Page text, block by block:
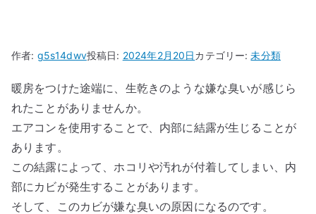
作者: g5s14dwv投稿日: 2024年2月20日カテゴリー:未分類
暖房をつけた途端に、生乾きのような嫌な臭いが感じら
れたことがありませんか。
エアコンを使用することで、内部に結露が生じることが
あります。
この結露によって、ホコリや汚れが付着してしまい、内
部にカビが発生することがあります。
そして、このカビが嫌な臭いの原因になるのです。